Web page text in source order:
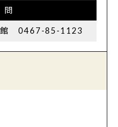
問
館 0467-85-1123